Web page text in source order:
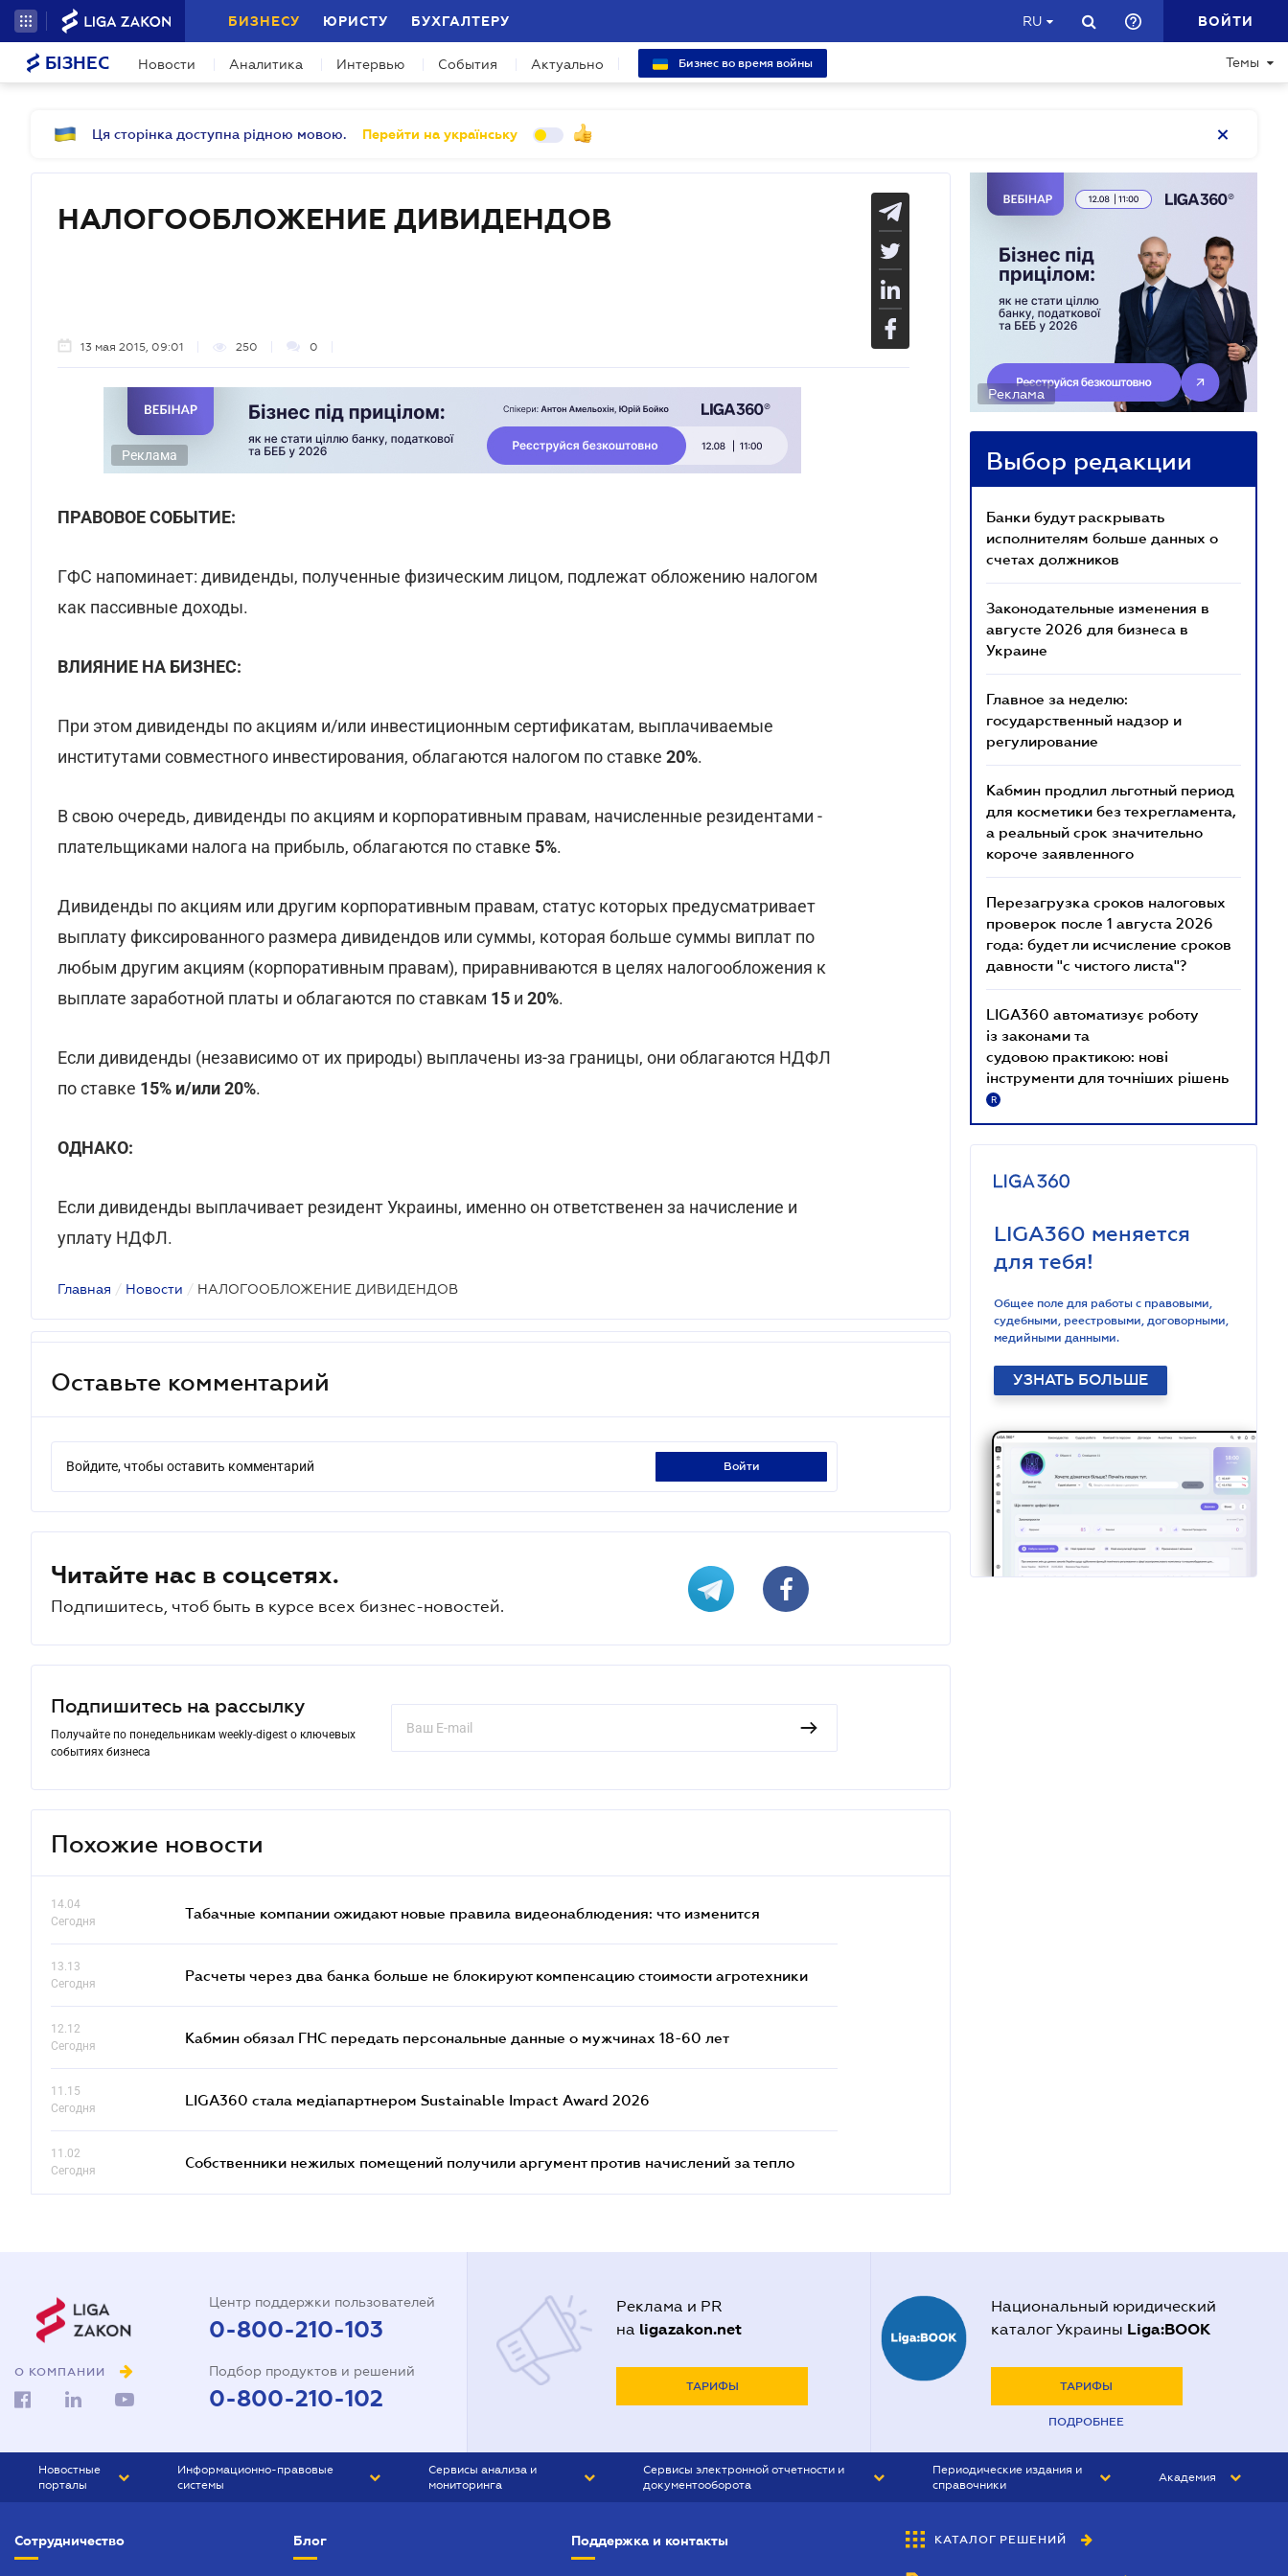
БИЗНЕСУ ЮРИСТУ БУХГАЛТЕРУ RU ВОЙТИ
БІЗНЕС Новости Аналитика Интервью События Актуально Бизнес во время войны Темы
Ця сторінка доступна рідною мовою. Перейти на українську
НАЛОГООБЛОЖЕНИЕ ДИВИДЕНДОВ
13 мая 2015, 09:01 250 0
Реклама
ПРАВОВОЕ СОБЫТИЕ:
ГФС напоминает: дивиденды, полученные физическим лицом, подлежат обложению налогом
как пассивные доходы.
ВЛИЯНИЕ НА БИЗНЕС:
При этом дивиденды по акциям и/или инвестиционным сертификатам, выплачиваемые
институтами совместного инвестирования, облагаются налогом по ставке 20%.
В свою очередь, дивиденды по акциям и корпоративным правам, начисленные резидентами -
плательщиками налога на прибыль, облагаются по ставке 5%.
Дивиденды по акциям или другим корпоративным правам, статус которых предусматривает
выплату фиксированного размера дивидендов или суммы, которая больше суммы виплат по
любым другим акциям (корпоративным правам), приравниваются в целях налогообложения к
выплате заработной платы и облагаются по ставкам 15 и 20%.
Если дивиденды (независимо от их природы) выплачены из-за границы, они облагаются НДФЛ
по ставке 15% и/или 20%.
ОДНАКО:
Если дивиденды выплачивает резидент Украины, именно он ответственен за начисление и
уплату НДФЛ.
Главная / Новости / НАЛОГООБЛОЖЕНИЕ ДИВИДЕНДОВ
Оставьте комментарий
Войдите, чтобы оставить комментарий войти
Читайте нас в соцсетях.
Подпишитесь, чтоб быть в курсе всех бизнес-новостей.
Подпишитесь на рассылку
Получайте по понедельникам weekly-digest о ключевых
событиях бизнеса
Похожие новости
14.04
Сегодня
Табачные компании ожидают новые правила видеонаблюдения: что изменится
13.13
Сегодня
Расчеты через два банка больше не блокируют компенсацию стоимости агротехники
12.12
Сегодня
Кабмин обязал ГНС передать персональные данные о мужчинах 18-60 лет
11.15
Сегодня
LIGA360 стала медіапартнером Sustainable Impact Award 2026
11.02
Сегодня
Собственники нежилых помещений получили аргумент против начислений за тепло
Реклама
Выбор редакции
Банки будут раскрывать
исполнителям больше данных о
счетах должников
Законодательные изменения в
августе 2026 для бизнеса в
Украине
Главное за неделю:
государственный надзор и
регулирование
Кабмин продлил льготный период
для косметики без техрегламента,
а реальный срок значительно
короче заявленного
Перезагрузка сроков налоговых
проверок после 1 августа 2026
года: будет ли исчисление сроков
давности "с чистого листа"?
LIGA360 автоматизує роботу
із законами та
судовою практикою: нові
інструменти для точніших рішень
R
LIGA360 меняется
для тебя!
Общее поле для работы с правовыми,
судебными, реестровыми, договорными,
медийными данными.
УЗНАТЬ БОЛЬШЕ
О КОМПАНИИ
Центр поддержки пользователей
0-800-210-103
Подбор продуктов и решений
0-800-210-102
Реклама и PR
на ligazakon.net
ТАРИФЫ
Национальный юридический
каталог Украины Liga:BOOK
ТАРИФЫ
ПОДРОБНЕЕ
Новостные
порталы
БИЗНЕС
Информационно-правовые
системы
Сервисы анализа и
мониторинга
Сервисы электронной отчетности и
документооборота
Периодические издания и
справочники
БУХГАЛТЕР&ЗАКОН
Академия
Сотрудничество Блог Поддержка и контакты КАТАЛОГ РЕШЕНИЙ